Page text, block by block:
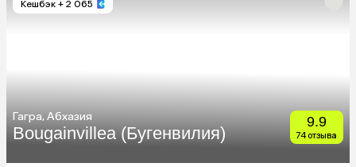
Кешбэк + 2 065
Гагра, Абхазия
Bougainvillea (Бугенвилия)
9.9
74 отзыва